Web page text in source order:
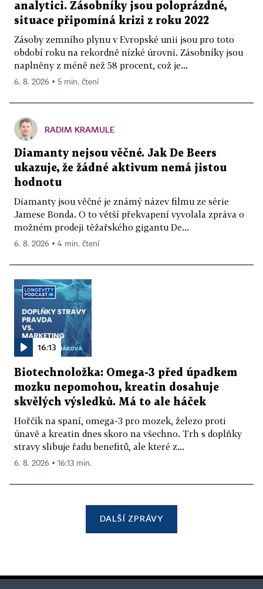
analytici. Zásobníky jsou poloprázdné,
situace připomíná krizi z roku 2022
Zásoby zemního plynu v Evropské unii jsou pro toto
období roku na rekordně nízké úrovni. Zásobníky jsou
naplněny z méně než 58 procent, což je...
6. 8. 2026 ▪ 5 min. čtení
RADIM KRAMULE
Diamanty nejsou věčné. Jak De Beers
ukazuje, že žádné aktivum nemá jistou
hodnotu
Diamanty jsou věčné je známý název filmu ze série
Jamese Bonda. O to větší překvapení vyvolala zpráva o
možném prodeji těžařského gigantu De...
6. 8. 2026 ▪ 4 min. čtení
16:13
Biotechnoložka: Omega-3 před úpadkem
mozku nepomohou, kreatin dosahuje
skvělých výsledků. Má to ale háček
Hořčík na spaní, omega-3 pro mozek, železo proti
únavě a kreatin dnes skoro na všechno. Trh s doplňky
stravy slibuje řadu benefitů, ale které z...
6. 8. 2026 ▪ 16:13 min.
DALŠÍ ZPRÁVY